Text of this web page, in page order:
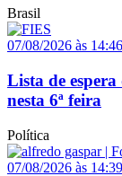
Brasil
07/08/2026 às 14:46
Lista de espera
nesta 6ª feira
Política
07/08/2026 às 14:39